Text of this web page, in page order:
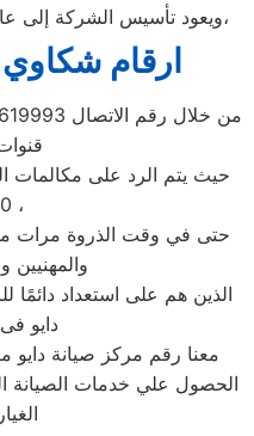
ويعود تأسيس الشركة إلى عام 1938م على يد لي بيونغ تشول،
ارقام شكاوي
حيث يتم الرد على مكالمات
30 ثانية ،
حتى في وقت الذروة مرات من
والمهنيين
الذين هم على استعداد دائمًا
دايو
معنا رقم مركز صيانة دايو
الحصول علي خدمات الصيانة